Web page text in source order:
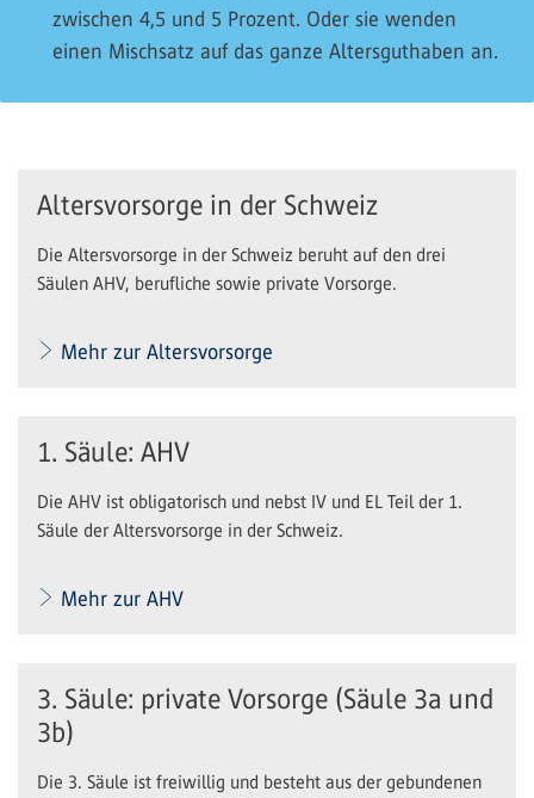
zwischen 4,5 und 5 Prozent. Oder sie wenden
einen Mischsatz auf das ganze Altersguthaben an.
Altersvorsorge in der Schweiz
Die Altersvorsorge in der Schweiz beruht auf den drei
Säulen AHV, berufliche sowie private Vorsorge.
Mehr zur Altersvorsorge
1. Säule: AHV
Die AHV ist obligatorisch und nebst IV und EL Teil der 1.
Säule der Altersvorsorge in der Schweiz.
Mehr zur AHV
3. Säule: private Vorsorge (Säule 3a und
3b)
Die 3. Säule ist freiwillig und besteht aus der gebundenen